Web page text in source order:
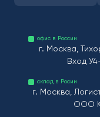
офис в России
г. Москва,
Вход
склад в Росии
г. Москва,
ООО